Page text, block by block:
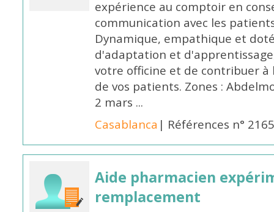
expérience au comptoir en
communication avec les
Dynamique, empathique et
d'adaptation et
votre officine et de contribuer
de vos patients. Zones :
2 mars ...
Casablanca | Références n°
Aide pharmacien
remplacement